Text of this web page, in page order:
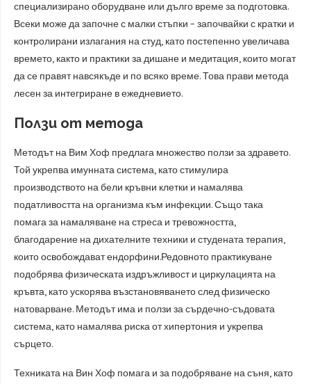
специализирано оборудване или дълго време за подготовка.
Всеки може да започне с малки стъпки – започвайки с кратки и
контролирани излагания на студ, като постепенно увеличава
времето, както и практики за дишане и медитация, които могат
да се правят навсякъде и по всяко време. Това прави метода
лесен за интегриране в ежедневието.
Ползи от метода
Методът на Вим Хоф предлага множество ползи за здравето.
Той укрепва имунната система, като стимулира
производството на бели кръвни клетки и намалява
податливостта на организма към инфекции. Също така
помага за намаляване на стреса и тревожността,
благодарение на дихателните техники и студената терапия,
които освобождават ендорфини.Редовното практикуване
подобрява физическата издръжливост и циркулацията на
кръвта, като ускорява възстановяването след физическо
натоварване. Методът има и ползи за сърдечно-съдовата
система, като намалява риска от хипертония и укрепва
сърцето.
Техниката на Вин Хоф помага и за подобряване на съня, като